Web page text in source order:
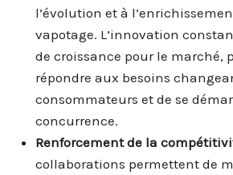
l’évolution et à
vapotage. L’innovation
de croissance pour le marché,
répondre aux besoins
consommateurs et de se
concurrence.
Renforcement de la
collaborations permettent de